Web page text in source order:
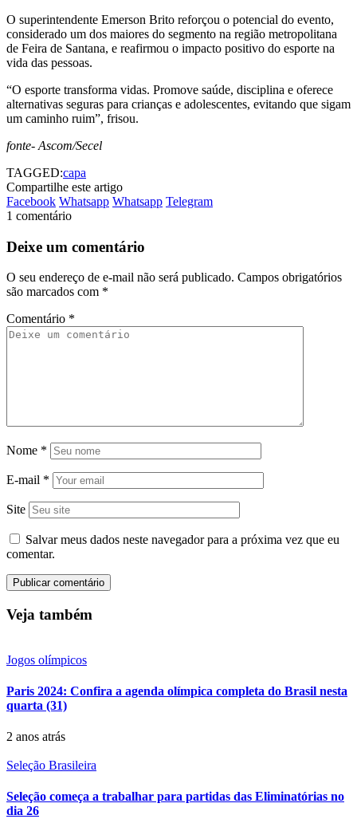
O superintendente Emerson Brito reforçou o potencial do evento,
considerado um dos maiores do segmento na região metropolitana
de Feira de Santana, e reafirmou o impacto positivo do esporte na
vida das pessoas.
“O esporte transforma vidas. Promove saúde, disciplina e oferece
alternativas seguras para crianças e adolescentes, evitando que sigam
um caminho ruim”, frisou.
fonte- Ascom/Secel
TAGGED:capa
Compartilhe este artigo
Facebook Whatsapp Whatsapp Telegram
1 comentário
Deixe um comentário
O seu endereço de e-mail não será publicado. Campos obrigatórios
são marcados com *
Comentário *
Nome *
E-mail *
Site
Salvar meus dados neste navegador para a próxima vez que eu
comentar.
Veja também
Jogos olímpicos
Paris 2024: Confira a agenda olímpica completa do Brasil nesta
quarta (31)
2 anos atrás
Seleção Brasileira
Seleção começa a trabalhar para partidas das Eliminatórias no
dia 26